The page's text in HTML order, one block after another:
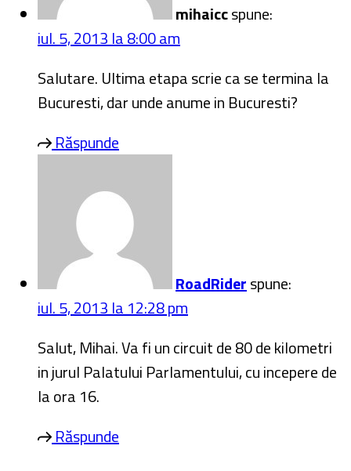
Salut, Mihai. Va fi un circuit de 80 de kilometri
in jurul Palatului Parlamentului, cu incepere de
la ora 16.
Răspunde
Lasa un comentariu
Adresa ta de email nu va fi publicata.
Nume*
Website
Salvează-mi numele, emailul și site-ul web în
comentez.